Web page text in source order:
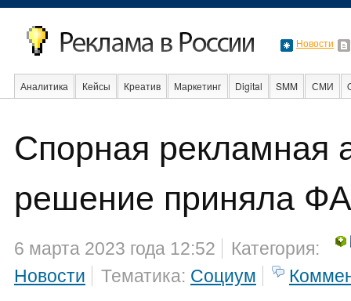
Новости
Аналитика Кейсы Креатив Маркетинг Digital SMM СМИ
События
Спорная рекламная
решение приняла
6 марта 2023 года 12:52
Категория:
Новости
Тематика: Социум